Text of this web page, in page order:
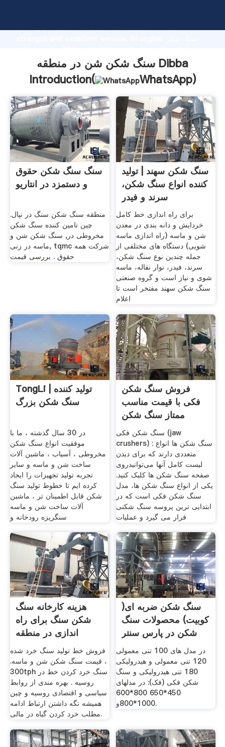
strong production capability, advanced research
bring values to all of customers.
سنگ شکن شن در منطقه Dibba
Introduction(
WhatsApp)
سنگ سنگ شکن حقوق
و دستمزد در انتاریو
منطقه سنگ شکن سنگ در نپال.
چین تامین کننده سنگ شکن
مخروطی در, سنگ شکن شن و
ماسه در زنی, tqmc شرکت همه
حقوق . بررسی قیمت
سنگ شکن سهند | تولید
کننده انواع سنگ شکن،
سرند و فیدر
برای راه اندازی خط کامل
خردایش و دانه بندی در معدن
شن و ماسه (راه اندازی ماسه
شویی)‌ دستگاه های مختلفی از
جمله چندین نوع سنگ شکن،
سرند، فیدر، نوار نقاله، ماسه
شوی و نیاز است و گروه صنعتی
سنگ شکن سهند مفتخر است تا
اعلام
TongLi | تولید کننده
سنگ شکن بزرگ
در 30 سال گذشته ، ما با
موفقیت انواع سنگ شکن
مخروطی ، آسیاب ، ماشین آلات
ساخت شن و ماسه و سایر
تجربه تولید تجهیزات را ایجاد
کرده ایم تا خطوط تولید سنگ
شکن قابل اطمینان تر ، ماشین
آلات ساخت شن و ماسه
سنگریزه رودخانه و
فروش سنگ شکن
فکی با قیمت مناسب
ممتاز سنگ شکن
سنگ شکن فکی (jaw
crushers) : سنگ شکن ها انواع
متعددی دارند که برای دیدن
لیست کامل آنها می‌توانیدروی
صفحه سنگ شکن ها کلیک کنید.
یکی از انواع سنگ شکن ها، مدل
سنگ شکن فکی است که در
ابتدایی ترین پروسه سنگ شکنی
قرار می گیرد و عملیات
هزینه کارخانه سنگ
شکن سنگ برای راه
اندازی در منطقه
راستان
فروش خط تولید سنگ خرد شده
، قیمت سنگ شکن شن و ماسه.
300tph سنگ خرد کردن خط در
روسیه . بهره مندی از روابط
سیاسی و اقتصادی روسیه و چین
همیشه نگه داشتن ارتباط ادامه
مطلب خرد کردن گیاه در مالی.
سنگ شکن ضربه ای(
کوبیت) محصولات سنگ
شکن در پارس سنتر
در مدل های 100 تنی معمولی
120 تنی معمولی و هیدرولیکی
180 تنی هیدرولیکی و سنگ
شکن فکی (فک): در مدلهای
450*650 800*600
1000*800و.